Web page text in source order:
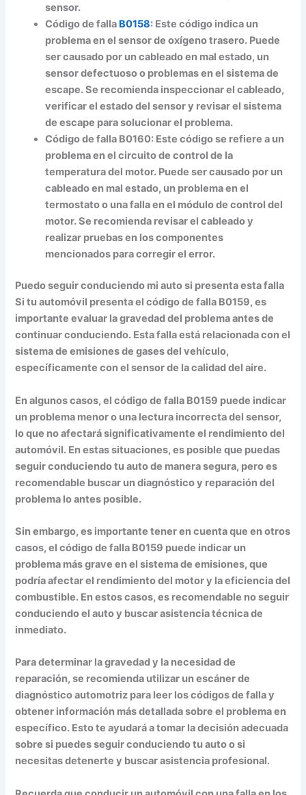
sensor.
Código de falla B0158: Este código indica un
problema en el sensor de oxígeno trasero. Puede
ser causado por un cableado en mal estado, un
sensor defectuoso o problemas en el sistema de
escape. Se recomienda inspeccionar el cableado,
verificar el estado del sensor y revisar el sistema
de escape para solucionar el problema.
Código de falla B0160: Este código se refiere a un
problema en el circuito de control de la
temperatura del motor. Puede ser causado por un
cableado en mal estado, un problema en el
termostato o una falla en el módulo de control del
motor. Se recomienda revisar el cableado y
realizar pruebas en los componentes
mencionados para corregir el error.
Puedo seguir conduciendo mi auto si presenta esta falla
Si tu automóvil presenta el código de falla B0159, es
importante evaluar la gravedad del problema antes de
continuar conduciendo. Esta falla está relacionada con el
sistema de emisiones de gases del vehículo,
específicamente con el sensor de la calidad del aire.
En algunos casos, el código de falla B0159 puede indicar
un problema menor o una lectura incorrecta del sensor,
lo que no afectará significativamente el rendimiento del
automóvil. En estas situaciones, es posible que puedas
seguir conduciendo tu auto de manera segura, pero es
recomendable buscar un diagnóstico y reparación del
problema lo antes posible.
Sin embargo, es importante tener en cuenta que en otros
casos, el código de falla B0159 puede indicar un
problema más grave en el sistema de emisiones, que
podría afectar el rendimiento del motor y la eficiencia del
combustible. En estos casos, es recomendable no seguir
conduciendo el auto y buscar asistencia técnica de
inmediato.
Para determinar la gravedad y la necesidad de
reparación, se recomienda utilizar un escáner de
diagnóstico automotriz para leer los códigos de falla y
obtener información más detallada sobre el problema en
específico. Esto te ayudará a tomar la decisión adecuada
sobre si puedes seguir conduciendo tu auto o si
necesitas detenerte y buscar asistencia profesional.